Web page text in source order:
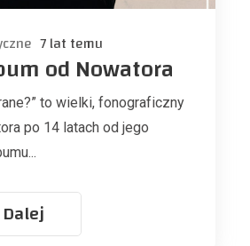
7 lat temu
od Nowatora
to wielki, fonograficzny
po 14 latach od jego